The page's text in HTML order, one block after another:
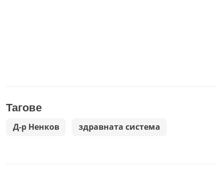
Тагове
Д-р Ненков здравната система